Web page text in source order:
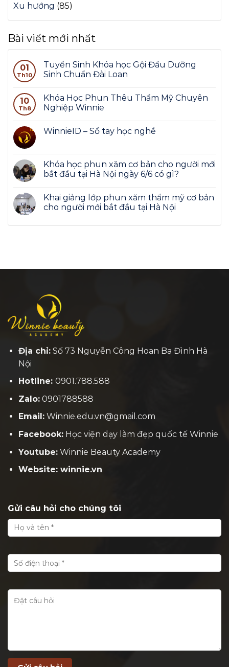
Xu hướng (85)
Bài viết mới nhất
01
Th10
Tuyển Sinh Khóa học Gội Đầu Dưỡng
Sinh Chuẩn Đài Loan
10
Th8
Khóa Học Phun Thêu Thẩm Mỹ Chuyên
Nghiệp Winnie
WinnieID – Sổ tay học nghề
Khóa học phun xăm cơ bản cho người mới
bắt đầu tại Hà Nội ngày 6/6 có gì?
Khai giảng lớp phun xăm thẩm mỹ cơ bản
cho người mới bắt đầu tại Hà Nội
Địa chỉ:Số 73 Nguyễn Công Hoan Ba Đình Hà
Nội
Hotline: 0901.788.588
Zalo:0901788588
Email:Winnie.edu.vn@gmail.com
Facebook:Học viện dạy làm đẹp quốc tế Winnie
Youtube:Winnie Beauty Academy
Website: winnie.vn
Gửi câu hỏi cho chúng tôi